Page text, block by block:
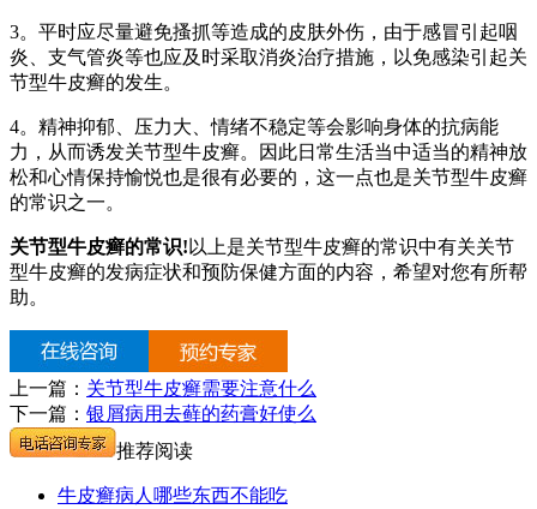
3。平时应尽量避免搔抓等造成的皮肤外伤，由于感冒引起咽
炎、支气管炎等也应及时采取消炎治疗措施，以免感染引起关
节型牛皮癣的发生。
4。精神抑郁、压力大、情绪不稳定等会影响身体的抗病能
力，从而诱发关节型牛皮癣。因此日常生活当中适当的精神放
松和心情保持愉悦也是很有必要的，这一点也是关节型牛皮癣
的常识之一。
关节型牛皮癣的常识!以上是关节型牛皮癣的常识中有关关节
型牛皮癣的发病症状和预防保健方面的内容，希望对您有所帮
助。
上一篇： 关节型牛皮癣需要注意什么
下一篇： 银屑病用去藓的药膏好使么
推荐阅读
牛皮癣病人哪些东西不能吃